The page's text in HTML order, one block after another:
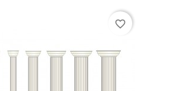
favorite_border